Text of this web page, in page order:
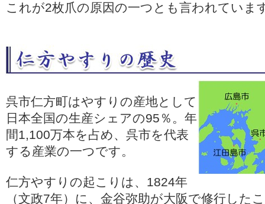
これが2枚爪の原因の一つとも言われていま
呉市仁方町はやすりの産地として
日本全国の生産シェアの95％。年
間1,100万本を占め、呉市を代表
する産業の一つです。
仁方やすりの起こりは、1824年
（文政7年）に、金谷弥助が大阪で修行した